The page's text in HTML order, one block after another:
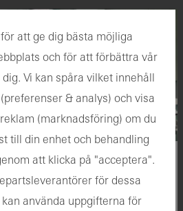
maskinservice har
att ge dig bästa möjliga
och för att förbättra vår
Vi kan spåra vilket innehåll
& analys) och visa
(marknadsföring) om du
till din enhet och behandling
att klicka på "acceptera".
för dessa
använda uppgifterna för